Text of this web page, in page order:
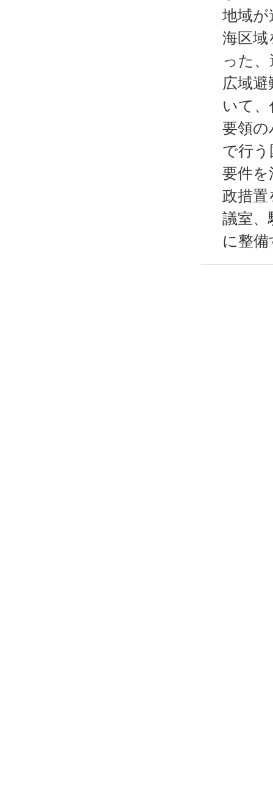
地域が
海区域
った
広域
いて
要領の
で行
要件を
政措置
議室、
に整